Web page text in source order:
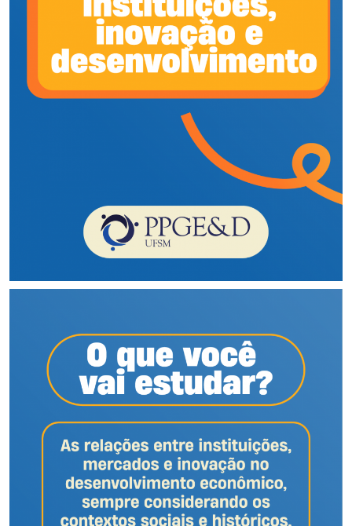
Ministério de Minas e Energia
Ministério da Ciência, Tecnologia, Inovações e Comunicações
Ministério do Meio Ambiente
Controladoria-Geral da União
Ministério da Mulher, da Família e dos Direitos Humanos
Secretaria de Governo
Gabinete de Segurança Institucional
Advocacia-Geral da União
Banco Central do Brasil